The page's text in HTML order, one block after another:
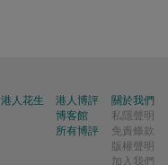
港人花生
港人博評
博客館
所有博評
關於我們
私隱聲明
免責條款
版權聲明
加入我們